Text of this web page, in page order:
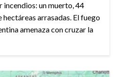
incendios: un muerto, 44
arrasadas. El fuego
amenaza con cruzar la